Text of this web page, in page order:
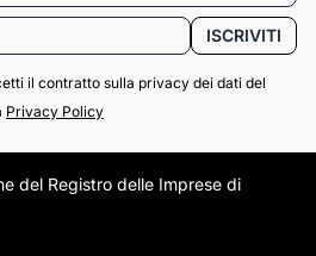
ISCRIVITI
il contratto sulla privacy dei dati del
Privacy Policy
del Registro delle Imprese di